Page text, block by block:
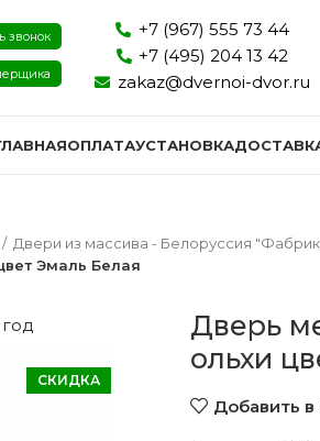
звонок
+7 (967) 555 73 44
+7 (495) 204 13 42
zakaz@dvernoi-dvor.ru
ОПЛАТАУСТАНОВКА
Двери из массива - Белоруссия
Эмаль Белая
СКИДКА
Дверь
ольхи
Добавить